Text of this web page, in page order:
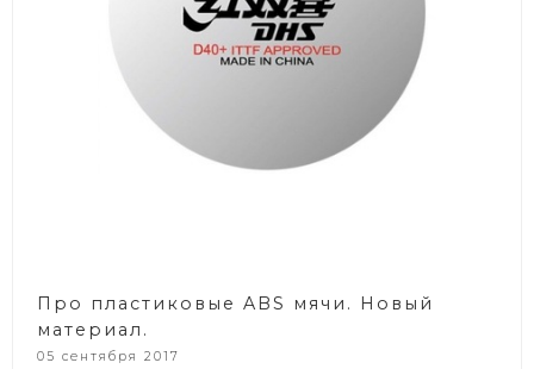
Про пластиковые ABS мячи. Новый
материал.
05 сентября 2017